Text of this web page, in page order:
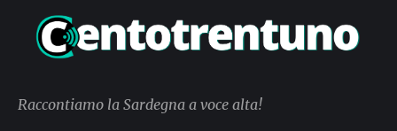
Raccontiamo la Sardegna a voce alta!